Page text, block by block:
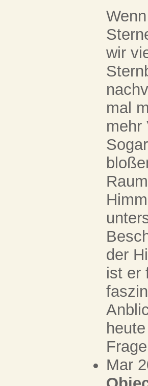
wir
mal
mehr
der
ist er
Mar